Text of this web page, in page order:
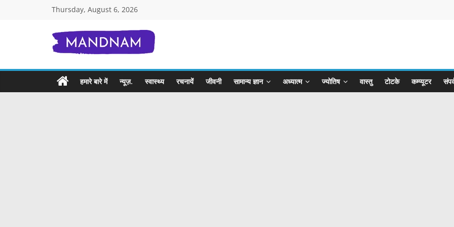
Thursday, August 6, 2026
Mandnam.com
जाने
एक-
हमारे बारे में न्यूज़. स्वास्थ्य रचनायें जीवनी सामान्य ज्ञान अध्यात्म ज्योतिष वास्तु टोटके कम्प्यूटर